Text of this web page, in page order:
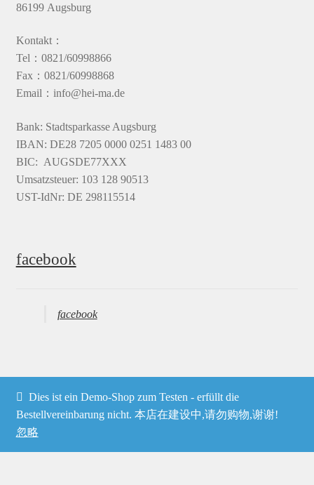
86199 Augsburg
Kontakt：
Tel：0821/60998866
Fax：0821/60998868
Email：info@hei-ma.de
Bank: Stadtsparkasse Augsburg
IBAN: DE28 7205 0000 0251 1483 00
BIC: AUGSDE77XXX
Umsatzsteuer: 103 128 90513
UST-IdNr: DE 298115514
facebook
facebook
© Heima online 2026
Dies ist ein Demo-Shop zum Testen - erfüllt die
Bestellvereinbarung nicht. 本店在建设中,请勿购物,谢谢!
忽略